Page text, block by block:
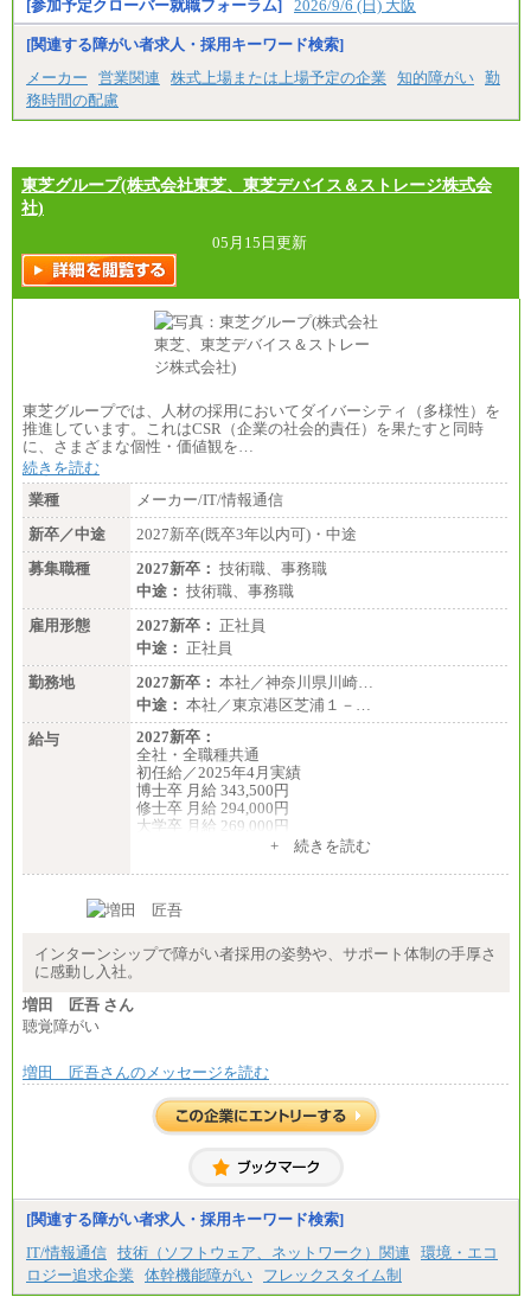
[参加予定クローバー就職フォーラム] 2026/9/6 (日) 大阪
[関連する障がい者求人・採用キーワード検索]
メーカー
営業関連 株式上場または上場予定の企業 知的障がい 勤
務時間の配慮
東芝グループ(株式会社東芝、東芝デバイス＆ストレージ株式会
社)
05月15日更新
東芝グループでは、人材の採用においてダイバーシティ（多様性）を
推進しています。これはCSR（企業の社会的責任）を果たすと同時
に、さまざまな個性・価値観を…
続きを読む
業種
メーカー/IT/情報通信
新卒／中途
2027新卒(既卒3年以内可)・中途
募集職種
2027新卒： 技術職、事務職
中途： 技術職、事務職
雇用形態
2027新卒： 正社員
中途： 正社員
勤務地
2027新卒： 本社／神奈川県川崎…
中途： 本社／東京港区芝浦１－…
給与
2027新卒：
全社・全職種共通
初任給／2025年4月実績
博士卒 月給 343,500円
修士卒 月給 294,000円
大学卒 月給 269,000円
※試用期間の給与に変更はございません
中途：
す。
+ 続きを読む
インターンシップで障がい者採用の姿勢や、サポート体制の手厚さ
に感動し入社。
増田 匠吾 さん
聴覚障がい
増田 匠吾さんのメッセージを読む
[関連する障がい者求人・採用キーワード検索]
IT/情報通信 技術（ソフトウェア、ネットワーク）関連
環境・エコ
ロジー追求企業
体幹機能障がい フレックスタイム制